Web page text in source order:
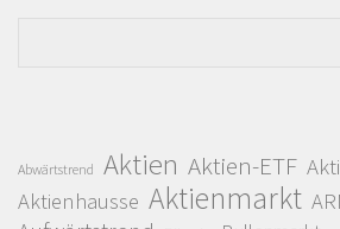
Abwärtstrend Aktien Aktien-ETF
Aktienhausse Aktienmarkt